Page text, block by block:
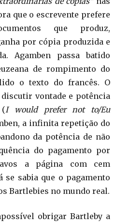
que o escrevente prefere
que produz,
por cópia produzida e
Agamben passa batido
de rompimento do
o texto do francês. O
vontade e potência
I would prefer not to/Eu
a infinita repetição do
da potência de não
do pagamento por
a página com cem
se sabia que o pagamento
Bartlebies no mundo real.
obrigar Bartleby a